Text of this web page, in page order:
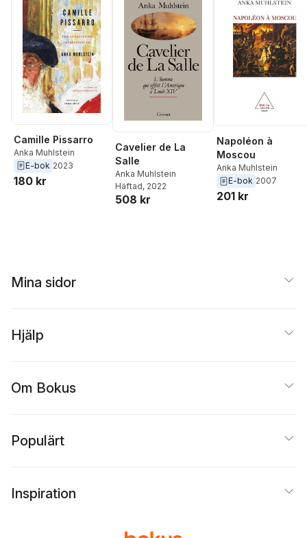
Camille Pissarro
Anka Muhlstein
E-bok 2023
180 kr
Cavelier de La
Salle
Anka Muhlstein
Häftad, 2022
508 kr
Napoléon à
Moscou
Anka Muhlstein
E-bok 2007
201 kr
Mina sidor
Hjälp
Om Bokus
Populärt
Inspiration